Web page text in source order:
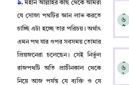
৯.মহান আল্লাহর কাছ থেকে আমরা
যে সোজা পথটির জ্ঞান লাভ করতে
চাচ্ছি এটা হচ্ছে তার পরিচয়।অর্থাৎ
এমন পথ যার ওপর সবসময় তোমার
প্রিয়জনেরা চলেছেন। সেই নির্ভুল
রাজপথটি অতি প্রাচীনকাল থেকে
নিয়ে আজ পর্যন্ত যে ব্যক্তি ও যে
০
৬
৫
০
৬
৬